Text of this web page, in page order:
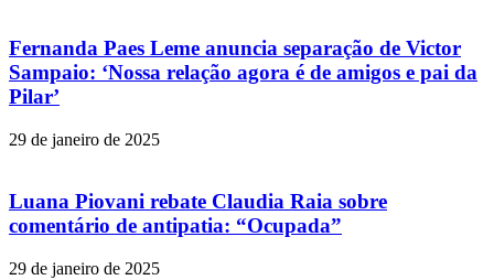
Fernanda Paes Leme anuncia separação de Victor
Sampaio: ‘Nossa relação agora é de amigos e pai da
Pilar’
29 de janeiro de 2025
Luana Piovani rebate Claudia Raia sobre
comentário de antipatia: “Ocupada”
29 de janeiro de 2025